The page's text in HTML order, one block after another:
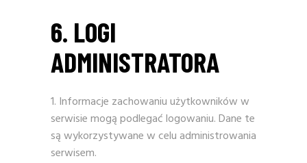
6. LOGI
ADMINISTRATORA
Informacje zachowaniu użytkowników w
serwisie mogą podlegać logowaniu. Dane te
są wykorzystywane w celu administrowania
serwisem.